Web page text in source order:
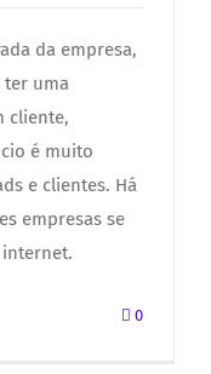
da empresa,
ter uma
cliente,
é muito
e clientes. Há
empresas se
0